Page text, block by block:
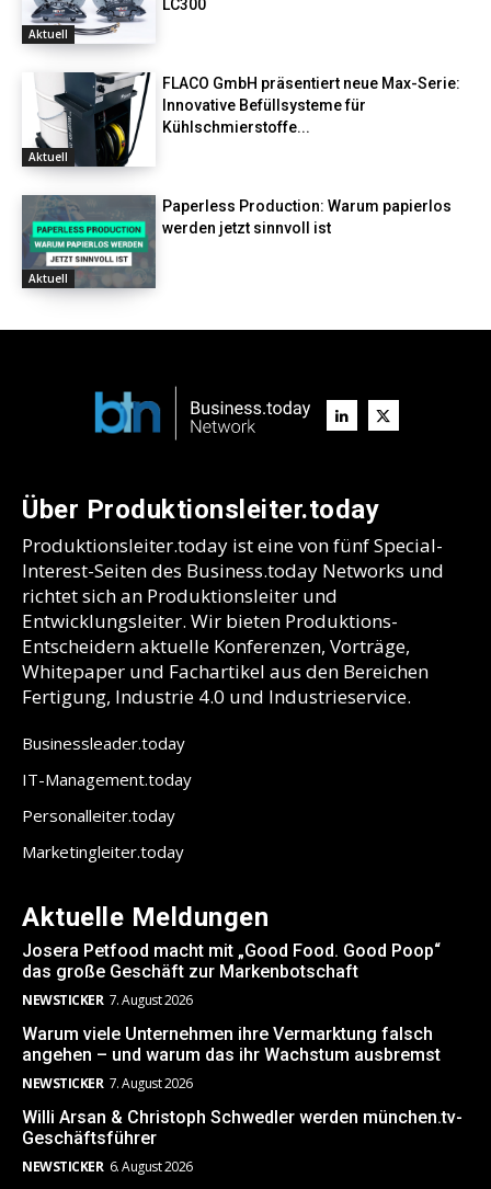
Aktuell
LC300
Aktuell
FLACO GmbH präsentiert neue Max-Serie:
Innovative Befüllsysteme für
Kühlschmierstoffe...
Aktuell
Paperless Production: Warum papierlos
werden jetzt sinnvoll ist
Über Produktionsleiter.today
Produktionsleiter.today ist eine von fünf Special-
Interest-Seiten des Business.today Networks und
richtet sich an Produktionsleiter und
Entwicklungsleiter. Wir bieten Produktions-
Entscheidern aktuelle Konferenzen, Vorträge,
Whitepaper und Fachartikel aus den Bereichen
Fertigung, Industrie 4.0 und Industrieservice.
Businessleader.today
IT-Management.today
Personalleiter.today
Marketingleiter.today
Aktuelle Meldungen
Josera Petfood macht mit „Good Food. Good Poop“
das große Geschäft zur Markenbotschaft
NEWSTICKER 7. August 2026
Warum viele Unternehmen ihre Vermarktung falsch
angehen – und warum das ihr Wachstum ausbremst
NEWSTICKER 7. August 2026
Willi Arsan & Christoph Schwedler werden münchen.tv-
Geschäftsführer
NEWSTICKER 6. August 2026